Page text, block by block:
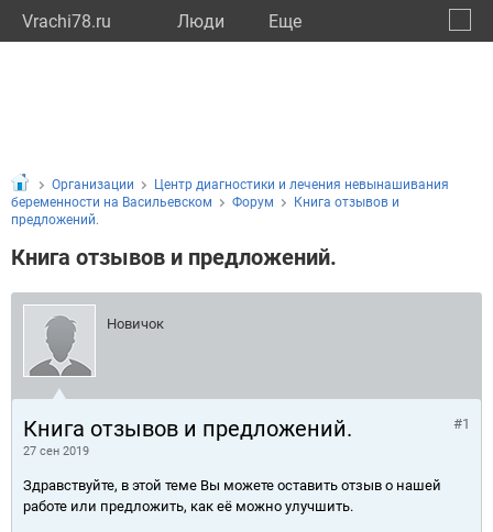
Vrachi78.ru Люди Eще
Организации
Центр диагностики и лечения невынашивания
беременности на Васильевском
Форум
Книга отзывов и
предложений.
Книга отзывов и предложений.
Новичок
Книга отзывов и предложений.
27 сен 2019
#1
Здравствуйте, в этой теме Вы можете оставить отзыв о нашей
работе или предложить, как её можно улучшить.